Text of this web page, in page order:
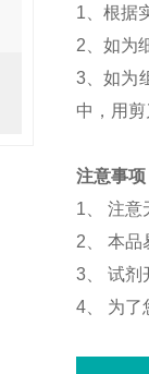
1、根据
2、如为
3、如为
中，用
注意事项
1、 注意
2、 本品
3、 试剂
4、 为了